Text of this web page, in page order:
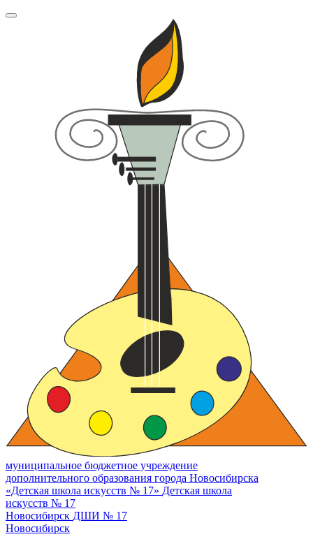
муниципальное бюджетное учреждение
дополнительного образования города Новосибирска
«Детская школа искусств № 17» Детская школа
искусств № 17
Новосибирск ДШИ № 17
Новосибирск